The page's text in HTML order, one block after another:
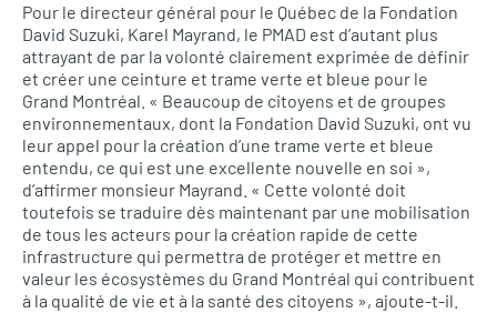
Pour le directeur général pour le Québec de la Fondation
David Suzuki, Karel Mayrand, le PMAD est d’autant plus
attrayant de par la volonté clairement exprimée de définir
et créer une ceinture et trame verte et bleue pour le
Grand Montréal. « Beaucoup de citoyens et de groupes
environnementaux, dont la Fondation David Suzuki, ont vu
leur appel pour la création d’une trame verte et bleue
entendu, ce qui est une excellente nouvelle en soi »,
d’affirmer monsieur Mayrand. « Cette volonté doit
toutefois se traduire dès maintenant par une mobilisation
de tous les acteurs pour la création rapide de cette
infrastructure qui permettra de protéger et mettre en
valeur les écosystèmes du Grand Montréal qui contribuent
à la qualité de vie et à la santé des citoyens », ajoute-t-il.